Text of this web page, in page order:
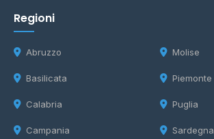
Regioni
Abruzzo
Basilicata
Calabria
Campania
Molise
Piemonte
Puglia
Sardegna